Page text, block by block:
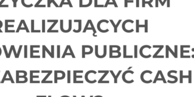
rozwojowa
MSP